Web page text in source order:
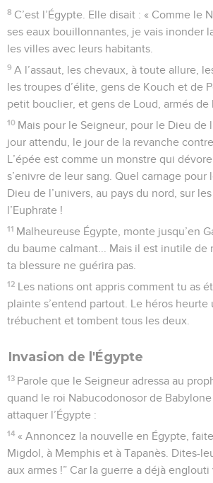
8 C’est l’Égypte. Elle disait : « Comme le
ses eaux bouillonnantes, je vais inonder
les villes avec leurs habitants.
9 A l’assaut, les chevaux, à toute allure,
les troupes d’élite, gens de Kouch et de
petit bouclier, et gens de Loud, armés de
10 Mais pour le Seigneur, pour le Dieu de
jour attendu, le jour de la revanche contre
L’épée est comme un monstre qui
s’enivre de leur sang. Quel carnage pour
Dieu de l’univers, au pays du nord, sur
l’Euphrate !
11 Malheureuse Égypte, monte jusqu’en
du baume calmant... Mais il est inutile de
ta blessure ne guérira pas.
12 Les nations ont appris comment tu as
plainte s’entend partout. Le héros heurte
trébuchent et tombent tous les deux.
Invasion de l'Égypte
13 Parole que le Seigneur adressa au
quand le roi Nabucodonosor de
attaquer l’Égypte :
14 « Annoncez la nouvelle en Égypte,
Migdol, à Memphis et à Tapanès. Dites-
aux armes !” Car la guerre a déjà englouti